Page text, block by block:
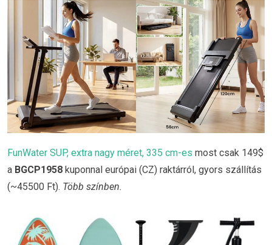
FunWater SUP, extra nagy méret, 335 cm-es most csak 149$
a BGCP1958 kuponnal európai (CZ) raktárról, gyors szállítás
(~45500 Ft). Több színben.